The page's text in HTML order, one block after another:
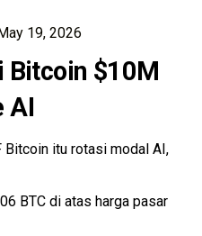
19, 2026
Bitcoin $10M
AI
Bitcoin itu rotasi modal AI,
BTC di atas harga pasar